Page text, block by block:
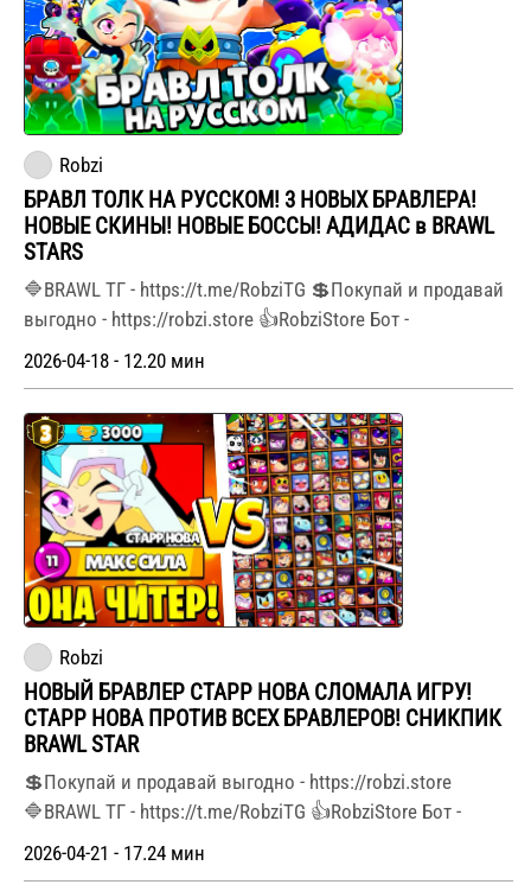
Robzi
БРАВЛ ТОЛК НА РУССКОМ! 3 НОВЫХ БРАВЛЕРА!
НОВЫЕ СКИНЫ! НОВЫЕ БОССЫ! АДИДАС в BRAWL
STARS
🔷BRAWL ТГ - https://t.me/RobziTG 💲Покупай и продавай
выгодно - https://robzi.store 👍RobziStore Бот -
2026-04-18 - 12.20 мин
Robzi
НОВЫЙ БРАВЛЕР СТАРР НОВА СЛОМАЛА ИГРУ!
СТАРР НОВА ПРОТИВ ВСЕХ БРАВЛЕРОВ! СНИКПИК
BRAWL STAR
💲Покупай и продавай выгодно - https://robzi.store
🔷BRAWL ТГ - https://t.me/RobziTG 👍RobziStore Бот -
2026-04-21 - 17.24 мин